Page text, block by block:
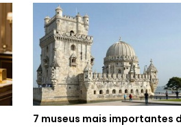
7 museus mais importantes